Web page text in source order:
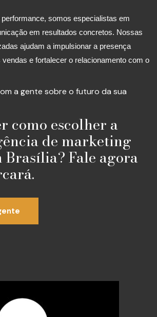
somos especialistas em
em resultados concretos. Nossas
ajudam a impulsionar a presença
vendas e fortalecer o relacionamento com o
a gente sobre o futuro da sua
como escolher a
de marketing
Fale agora